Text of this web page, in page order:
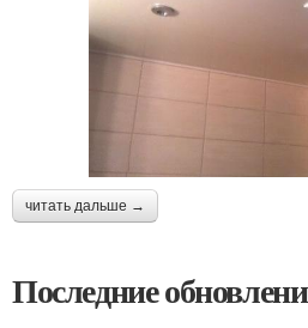
читать дальше →
Последние